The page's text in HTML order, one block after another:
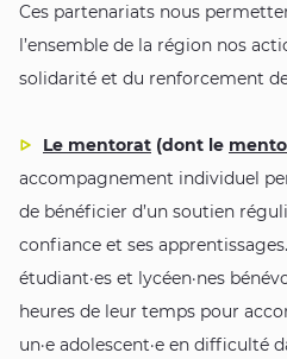
Ces partenariats nous
l’ensemble de la région nos
solidarité et du renforcement
Le mentorat (dont le
accompagnement individuel
de bénéficier d’un soutien
confiance et ses
étudiant·es et lycéen·nes
heures de leur temps pour
un·e adolescent·e en difficulté